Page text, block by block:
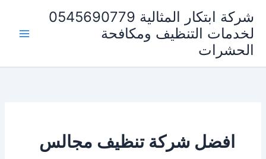
المحتوى
شركة ابتكار المثالية 0545690779
لخدمات التنظيف ومكافحة
الحشرات
افضل شركة تنظيف مجالس